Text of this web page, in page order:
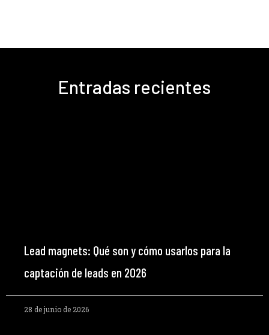
Entradas recientes
Lead magnets: Qué son y cómo usarlos para la
captación de leads en 2026
28 de junio de 2026